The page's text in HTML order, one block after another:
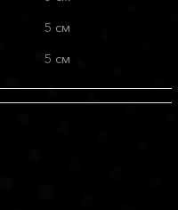
5 см
5 см